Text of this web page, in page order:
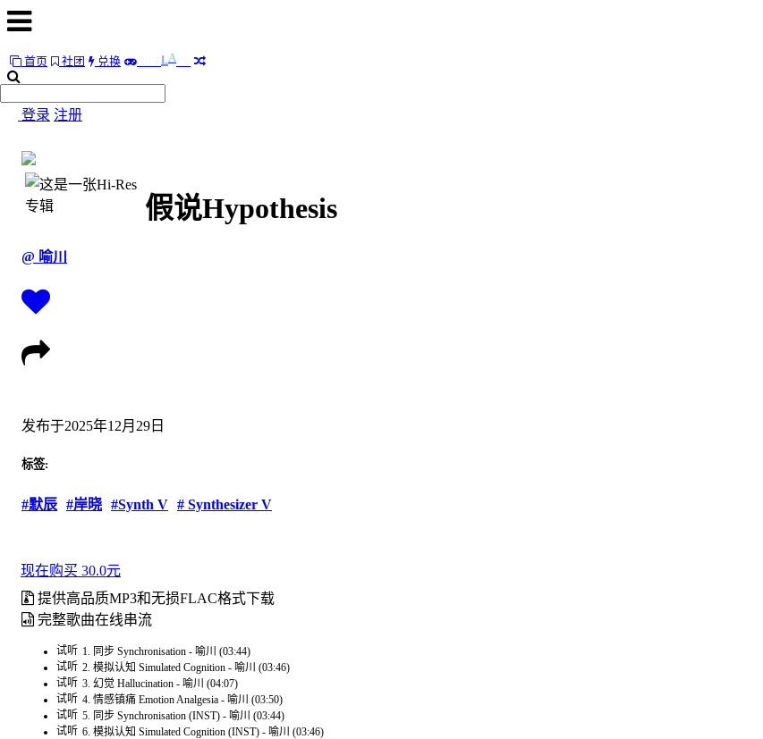
首页 社团 兑换 LA
登录 注册
首
FLATE
假说Hypothesis
@ 喻川
发布于2025年12月29日
标签:
#默辰 #岸晓 #Synth V # Synthesizer V
现在购买 30.0元
提供高品质MP3和无损FLAC格式下载
完整歌曲在线串流
试听 1. 同步 Synchronisation - 喻川 (03:44)
试听 2. 模拟认知 Simulated Cognition - 喻川 (03:46)
试听 3. 幻觉 Hallucination - 喻川 (04:07)
试听 4. 情感镇痛 Emotion Analgesia - 喻川 (03:50)
试听 5. 同步 Synchronisation (INST) - 喻川 (03:44)
试听 6. 模拟认知 Simulated Cognition (INST) - 喻川 (03:46)